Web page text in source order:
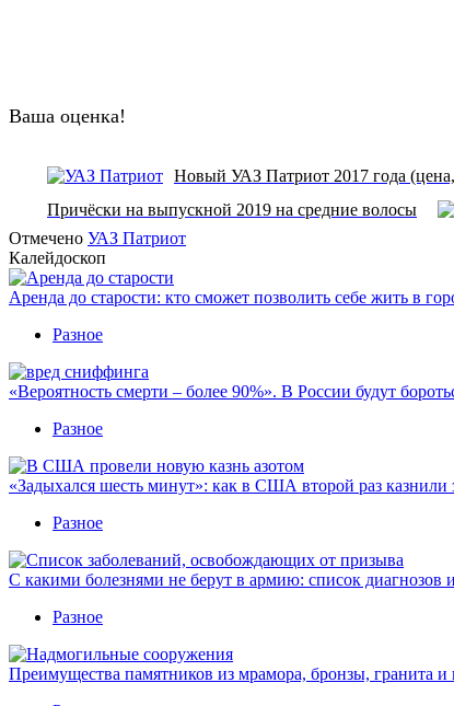
Ваша оценка!
Новый УАЗ Патриот 2017 года
Причёски на выпускной 2019 на средние волосы
Отмечено УАЗ Патриот
Калейдоскоп
Аренда до старости: кто сможет позволить себе жить в
Разное
«Вероятность смерти – более 90%». В России будут
Разное
«Задыхался шесть минут»: как в США второй раз казнили
Разное
С какими болезнями не берут в армию: список диагнозов
Разное
Преимущества памятников из мрамора, бронзы, гранита и